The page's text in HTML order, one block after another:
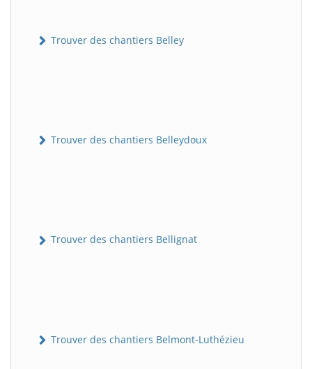
Trouver des chantiers Belley
Trouver des chantiers Belleydoux
Trouver des chantiers Bellignat
Trouver des chantiers Belmont-Luthézieu